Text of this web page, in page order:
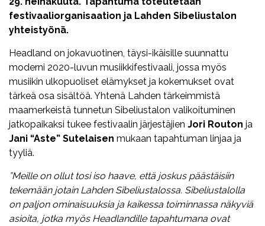
festivaaliorganisaation ja Lahden Sibeliustalon
yhteistyönä.
Headland on jokavuotinen, täysi-ikäisille suunnattu
moderni 2020-luvun musiikkifestivaali, jossa myös
musiikin ulkopuoliset elämykset ja kokemukset ovat
tärkeä osa sisältöä. Yhtenä Lahden tärkeimmistä
maamerkeistä tunnetun Sibeliustalon valikoituminen
jatkopaikaksi tukee festivaalin järjestäjien Jori Routon ja
Jani “Aste” Sutelaisen mukaan tapahtuman linjaa ja
tyyliä.
”Meille on ollut tosi iso haave, että joskus päästäisiin
tekemään jotain Lahden Sibeliustalossa. Sibeliustalolla
on paljon ominaisuuksia ja kaikessa toiminnassa näkyviä
asioita, jotka myös Headlandille tapahtumana ovat